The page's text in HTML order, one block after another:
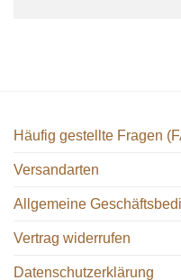
Häufig gestellte Fragen
Versandarten
Allgemeine
Vertrag widerrufen
Datenschutzerklärung